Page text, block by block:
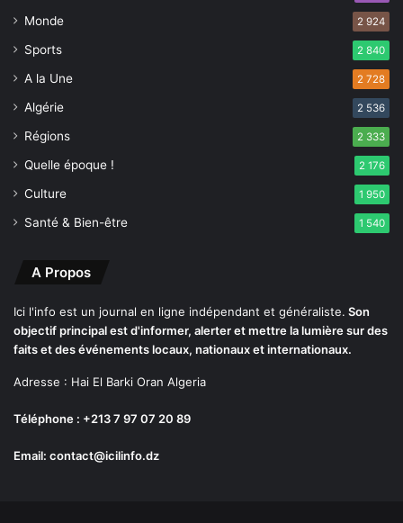
Monde 2 924
Sports 2 840
A la Une 2 728
Algérie 2 536
Régions 2 333
Quelle époque ! 2 176
Culture 1 950
Santé & Bien-être 1 540
A Propos
Ici l'info est un journal en ligne indépendant et généraliste. Son
objectif principal est d'informer, alerter et mettre la lumière sur des
faits et des événements locaux, nationaux et internationaux.
Adresse : Hai El Barki Oran Algeria
Téléphone : +213 7 97 07 20 89
Email: contact@icilinfo.dz